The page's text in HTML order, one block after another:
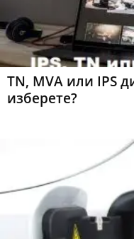
TN, MVA или IPS
изберете?